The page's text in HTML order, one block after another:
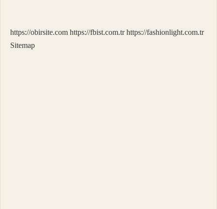
https://obirsite.com https://fbist.com.tr https://fashionlight.com.tr
Sitemap